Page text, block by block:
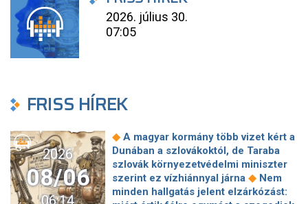
2026. július 30.
07:05
FRISS HÍREK
2026
08/06
◆ A magyar kormány több vizet kért a
Dunában a szlovákoktól, de Taraba
szlovák környezetvédelmi miniszter
szerint ez vízhiánnyal járna ◆ Nem
minden hallgatás jelent elzárkózást: